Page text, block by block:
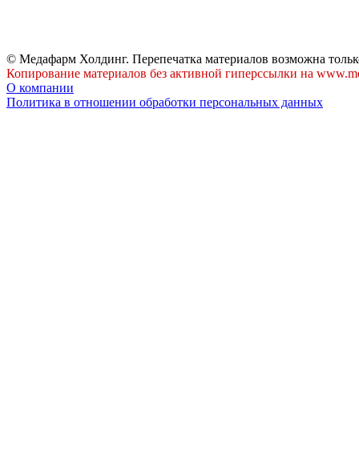
© Медафарм Холдинг. Перепечатка материалов возможна
Копирование материалов без активной гиперссылки на
О компании
Политика в отношении обработки персональных данных